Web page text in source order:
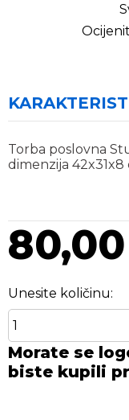
Torba poslovna
dimenzija 42x31x8
Unesite količinu:
Morate se
biste kupili